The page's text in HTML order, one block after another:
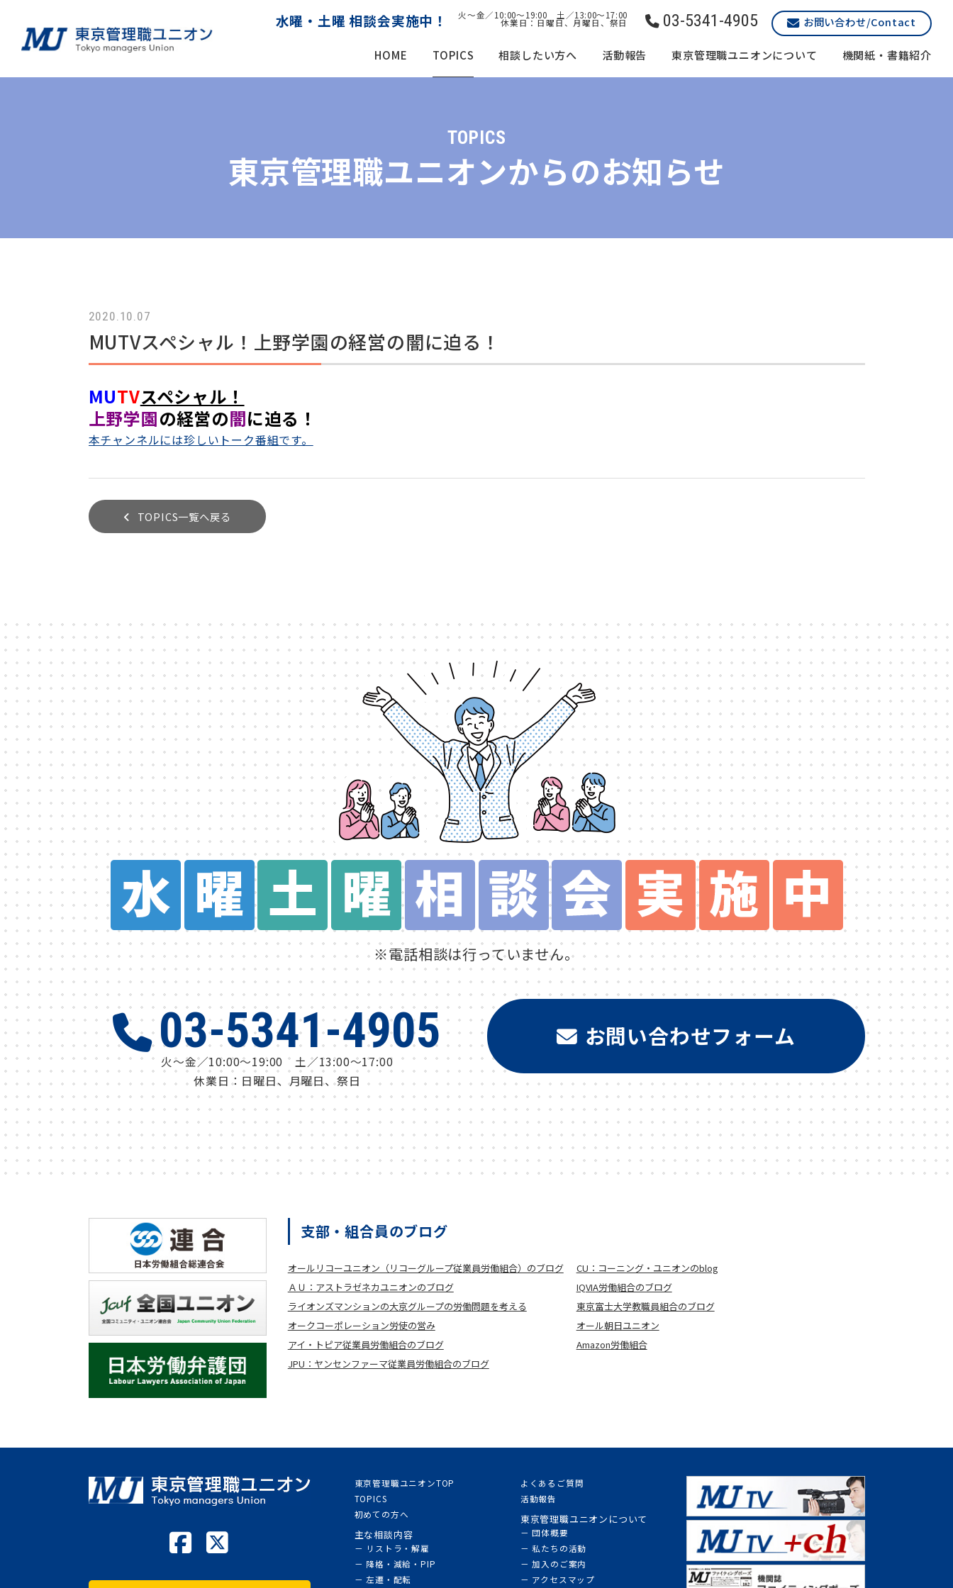
水曜・土曜 相談会実施中！ 火～金／10:00～19:00 土／13:00～17:00
休業日：日曜日、月曜日、祭日 03-5341-4905 お問い合わせ/Contact
HOME TOPICS 相談したい方へ 活動報告 東京管理職ユニオンについて 機関紙・書籍紹介
TOPICS
東京管理職ユニオンからのお知らせ
2020.10.07
MUTVスペシャル！上野学園の経営の闇に迫る！
MUTVスペシャル！
上野学園の経営の闇に迫る！
本チャンネルには珍しいトーク番組です。
TOPICS一覧へ戻る
※電話相談は行っていません。
03-5341-4905
火～金／10:00～19:00 土／13:00～17:00
休業日：日曜日、月曜日、祭日
お問い合わせフォーム
支部・組合員のブログ
オールリコーユニオン（リコーグループ従業員労働組合）のブログ
CU：コーニング・ユニオンのblog
ＡＵ：アストラゼネカユニオンのブログ
IQVIA労働組合のブログ
ライオンズマンションの大京グループの労働問題を考える
東京富士大学教職員組合のブログ
オークコーポレーション労使の営み
オール朝日ユニオン
アイ・トピア従業員労働組合のブログ
Amazon労働組合
JPU：ヤンセンファーマ従業員労働組合のブログ
東京管理職ユニオンTOP
TOPICS
初めての方へ
主な相談内容
－ リストラ・解雇
－ 降格・減給・PIP
－ 左遷・配転
よくあるご質問
活動報告
東京管理職ユニオンについて
－ 団体概要
－ 私たちの活動
－ 加入のご案内
－ アクセスマップ